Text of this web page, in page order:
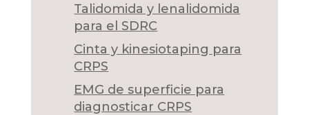
Talidomida y lenalidomida
para el SDRC
Cinta y kinesiotaping para
CRPS
EMG de superficie para
diagnosticar CRPS